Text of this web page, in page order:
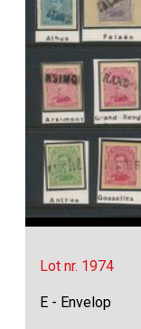
Lot nr. 1974
E - Envelop